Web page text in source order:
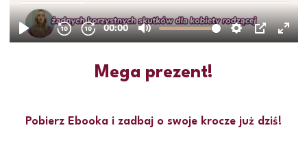
Mega prezent!
Pobierz Ebooka i zadbaj o swoje krocze już dziś!